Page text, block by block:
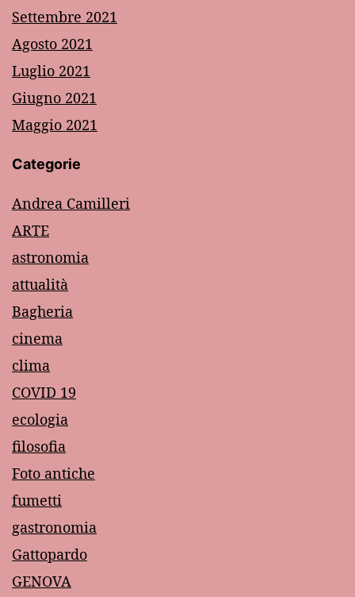
Settembre 2021
Agosto 2021
Luglio 2021
Giugno 2021
Maggio 2021
Categorie
Andrea Camilleri
ARTE
astronomia
attualità
Bagheria
cinema
clima
COVID 19
ecologia
filosofia
Foto antiche
fumetti
gastronomia
Gattopardo
GENOVA